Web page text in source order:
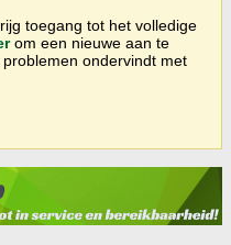
toegang tot het volledige
om een nieuwe aan te
ondervindt met